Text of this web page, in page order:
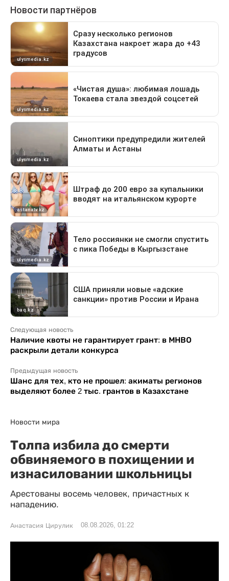
Следующая новость
Наличие квоты не гарантирует грант: в МНВО
раскрыли детали конкурса
Предыдущая новость
Шанс для тех, кто не прошел: акиматы регионов
выделяют более 2 тыс. грантов в Казахстане
Новости мира
Толпа избила до смерти
обвиняемого в похищении и
изнасиловании школьницы
Арестованы восемь человек, причастных к
нападению.
Анастасия Цирулик 08.08.2026, 01:22